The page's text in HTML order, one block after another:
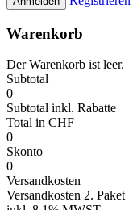
Warenkorb
Der Warenkorb ist leer.
Subtotal
0
Subtotal inkl. Rabatte
Total in CHF
0
Skonto
0
Versandkosten
Versandkosten 2. Paket